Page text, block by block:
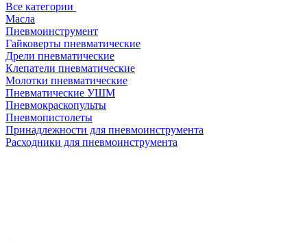
Все категории
Масла
Пневмоинструмент
Гайковерты пневматические
Дрели пневматические
Клепатели пневматические
Молотки пневматические
Пневматические УШМ
Пневмокраскопульты
Пневмопистолеты
Принадлежности для пневмоинструмента
Расходники для пневмоинструмента